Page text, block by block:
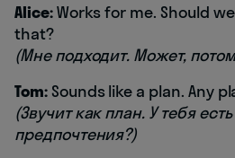
Alice:Works for me. Should
that?
(Мне подходит. Может,
Tom:Sounds like a plan. Any
(Звучит как план. У тебя
предпочтения?)